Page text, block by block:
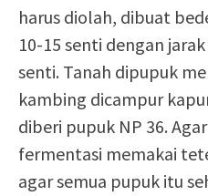
harus diolah, dibuat
10-15 senti dengan
senti. Tanah dipupuk
kambing dicampur
diberi pupuk NP 36.
fermentasi memakai
agar semua pupuk itu